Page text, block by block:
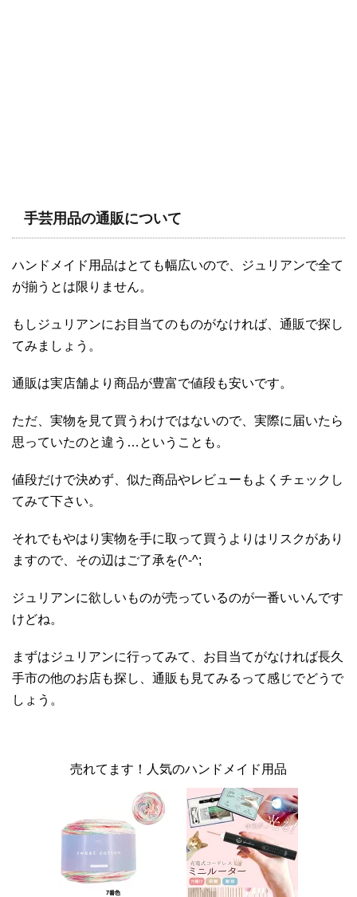
手芸用品の通販について
ハンドメイド用品はとても幅広いので、ジュリアンで全て
が揃うとは限りません。
もしジュリアンにお目当てのものがなければ、通販で探し
てみましょう。
通販は実店舗より商品が豊富で値段も安いです。
ただ、実物を見て買うわけではないので、実際に届いたら
思っていたのと違う…ということも。
値段だけで決めず、似た商品やレビューもよくチェックし
てみて下さい。
それでもやはり実物を手に取って買うよりはリスクがあり
ますので、その辺はご了承を(^-^;
ジュリアンに欲しいものが売っているのが一番いいんです
けどね。
まずはジュリアンに行ってみて、お目当てがなければ長久
手市の他のお店も探し、通販も見てみるって感じでどうで
しょう。
売れてます！人気のハンドメイド用品